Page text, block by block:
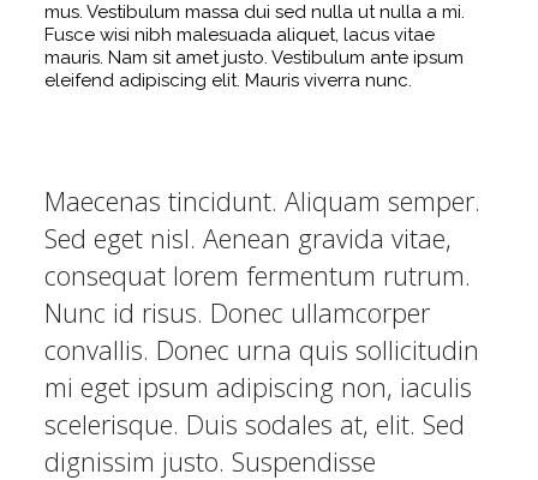
mus. Vestibulum massa dui sed nulla ut nulla a mi.
Fusce wisi nibh malesuada aliquet, lacus vitae
mauris. Nam sit amet justo. Vestibulum ante ipsum
eleifend adipiscing elit. Mauris viverra nunc.
Maecenas tincidunt. Aliquam semper.
Sed eget nisl. Aenean gravida vitae,
consequat lorem fermentum rutrum.
Nunc id risus. Donec ullamcorper
convallis. Donec urna quis sollicitudin
mi eget ipsum adipiscing non, iaculis
scelerisque. Duis sodales at, elit. Sed
dignissim justo. Suspendisse